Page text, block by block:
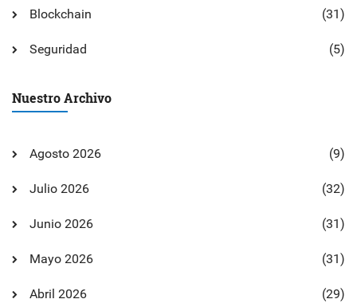
Blockchain (31)
Seguridad (5)
Nuestro Archivo
Agosto 2026 (9)
Julio 2026 (32)
Junio 2026 (31)
Mayo 2026 (31)
Abril 2026 (29)